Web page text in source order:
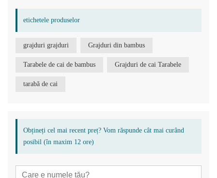
etichetele produselor
grajduri grajduri Grajduri din bambus
Tarabele de cai de bambus Grajduri de cai Tarabele
tarabă de cai
Obțineți cel mai recent preț? Vom răspunde cât mai curând
posibil (în maxim 12 ore)